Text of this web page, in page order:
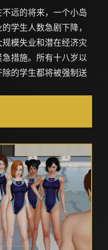
远的将来，一个小岛
学生人数急剧下降，
模失业和潜在经济灾
措施。所有十八岁以
的学生都将被强制送